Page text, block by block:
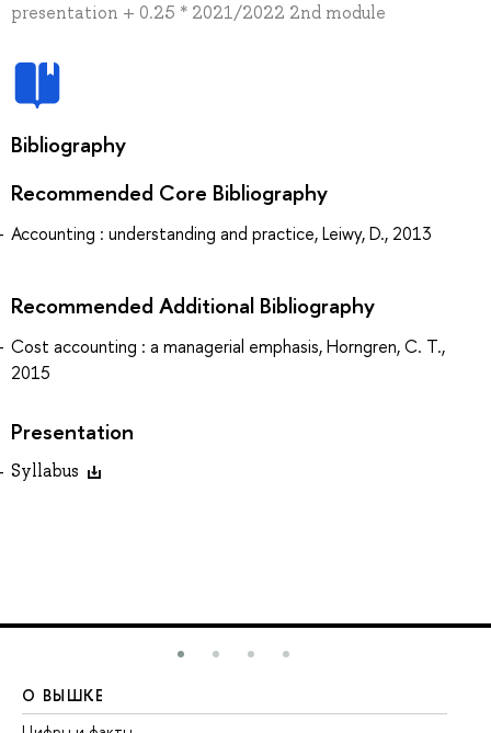
presentation + 0.25 * 2021/2022 2nd module
Bibliography
Recommended Core Bibliography
Accounting : understanding and practice, Leiwy, D., 2013
Recommended Additional Bibliography
Cost accounting : a managerial emphasis, Horngren, C. T.,
2015
Presentation
Syllabus
О ВЫШКЕ